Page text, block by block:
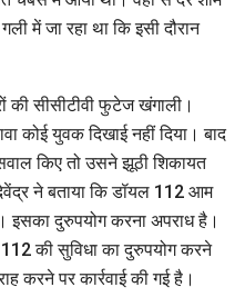
में जा रहा था कि इसी दौरान
की सीसीटीवी फुटेज खंगाली।
कोई युवक दिखाई नहीं दिया। बाद
किए तो उसने झूठी शिकायत
ने बताया कि डॉयल 112 आम
इसका दुरुपयोग करना अपराध है।
112 की सुविधा का दुरुपयोग करने
करने पर कार्रवाई की गई है।